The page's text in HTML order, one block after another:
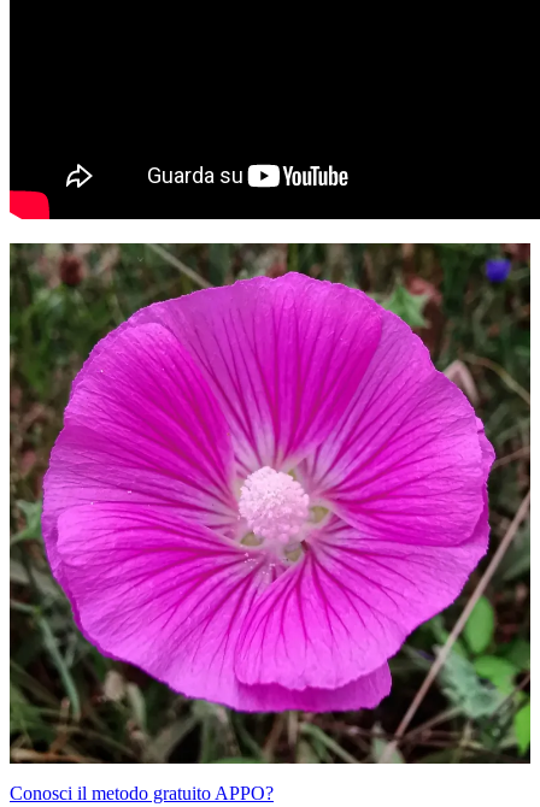
Conosci il metodo gratuito APPO?